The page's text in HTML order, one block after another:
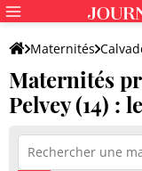
Maternités
Maternités
Pelvey (14) :